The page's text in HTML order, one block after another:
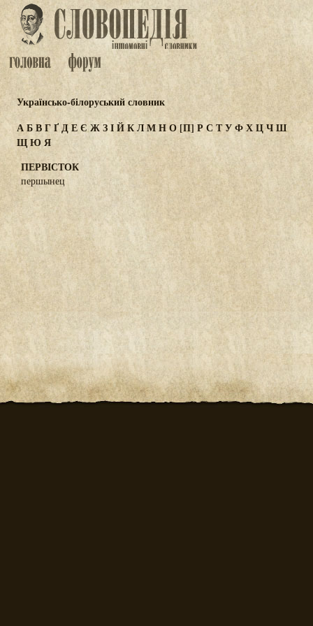
Українсько-білоруський словник
АБВГҐДЕЄ ЖЗІЙКЛМНО[П] Р С ТУФХЦЧШ
ЩЮ Я
ПЕРВІСТОК
першынец